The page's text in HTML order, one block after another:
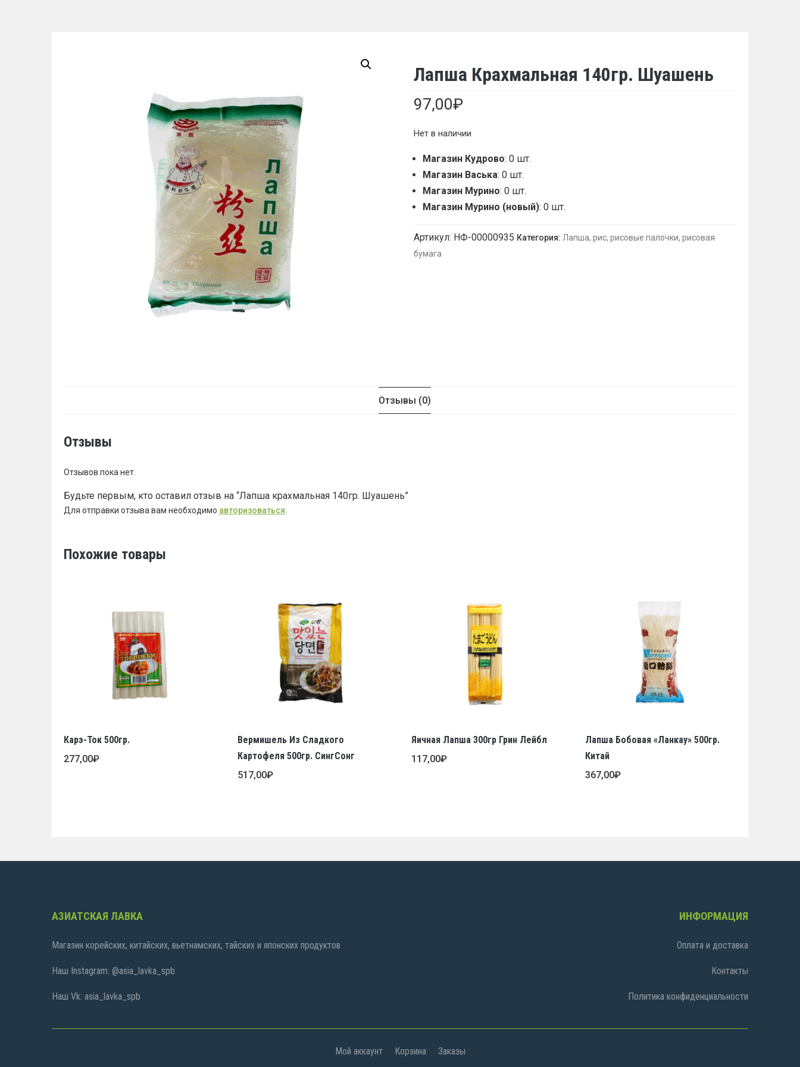
Лапша Крахмальная 140гр. Шуашень
97,00₽
Нет в наличии
Магазин Кудрово: 0 шт.
Магазин Васька: 0 шт.
Магазин Мурино: 0 шт.
Магазин Мурино (новый): 0 шт.
Артикул: НФ-00000935 Категория: Лапша, рис, рисовые палочки, рисовая
бумага
Отзывы (0)
Отзывы
Отзывов пока нет.
Будьте первым, кто оставил отзыв на “Лапша крахмальная 140гр. Шуашень”
Для отправки отзыва вам необходимо авторизоваться
Похожие товары
Карэ-Ток 500гр.
277,00₽
Вермишель Из Сладкого
Картофеля 500гр. СингСонг
517,00₽
Яичная Лапша 300гр Грин Лейбл
117,00₽
Лапша Бобовая «Ланкау» 500гр.
Китай
367,00₽
АЗИАТСКАЯ ЛАВКА
Магазин корейских, китайских, вьетнамских, тайских и японских продуктов
Наш Instagram: @asia_lavka_spb
Наш Vk: asia_lavka_spb
ИНФОРМАЦИЯ
Оплата и доставка
Контакты
Политика конфиденциальности
Мой аккаунт Корзина Заказы